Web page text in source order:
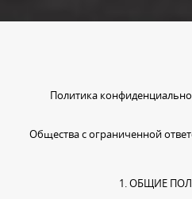
Политика
Общества с ограниченной
1. ОБЩИЕ